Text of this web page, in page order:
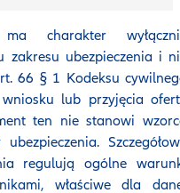
charakter
zakresu ubezpieczenia i
66 § 1 Kodeksu
lub przyjęcia
ten nie stanowi
regulują ogólne
właściwe dla